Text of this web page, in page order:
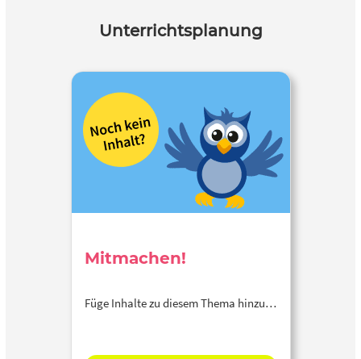
Unterrichtsplanung
Mitmachen!
Füge Inhalte zu diesem Thema hinzu…